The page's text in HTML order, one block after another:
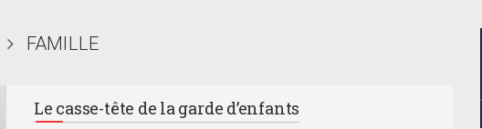
FAMILLE
Le casse-tête de la garde d’enfants